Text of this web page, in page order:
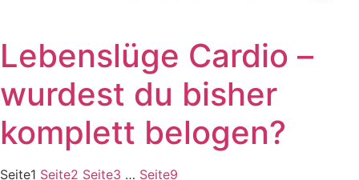
Lebenslüge Cardio –
wurdest du bisher
komplett belogen?
Seite1 Seite2 Seite3 … Seite9